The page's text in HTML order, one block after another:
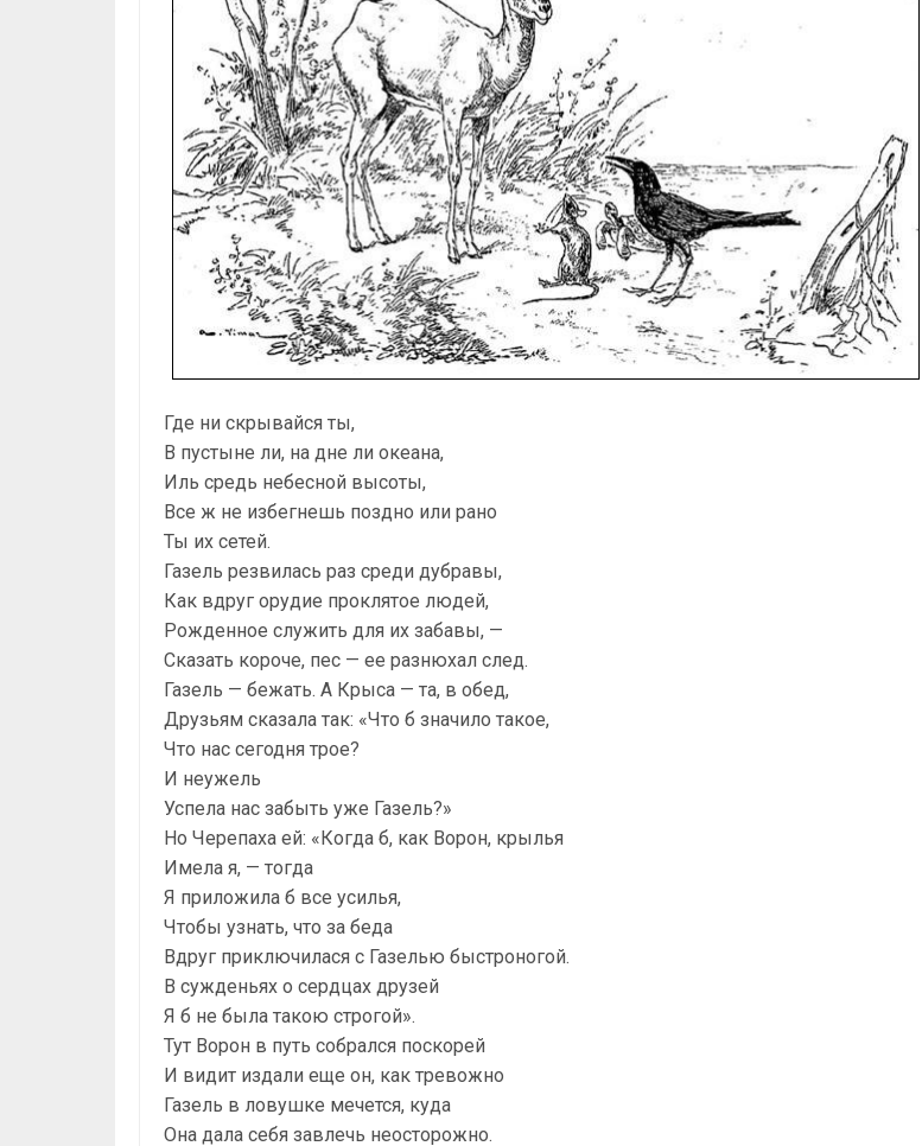
Где ни скрывайся ты,
В пустыне ли, на дне ли океана,
Иль средь небесной высоты,
Все ж не избегнешь поздно или рано
Ты их сетей.
Газель резвилась раз среди дубравы,
Как вдруг орудие проклятое людей,
Рожденное служить для их забавы, —
Сказать короче, пес — ее разнюхал след.
Газель — бежать. А Крыса — та, в обед,
Друзьям сказала так: «Что б значило такое,
Что нас сегодня трое?
И неужель
Успела нас забыть уже Газель?»
Но Черепаха ей: «Когда б, как Ворон, крылья
Имела я, — тогда
Я приложила б все усилья,
Чтобы узнать, что за беда
Вдруг приключилася с Газелью быстроногой.
В сужденьях о сердцах друзей
Я б не была такою строгой».
Тут Ворон в путь собрался поскорей
И видит издали еще он, как тревожно
Газель в ловушке мечется, куда
Она дала себя завлечь неосторожно.